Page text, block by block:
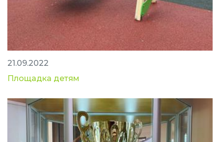
21.09.2022
Площадка детям